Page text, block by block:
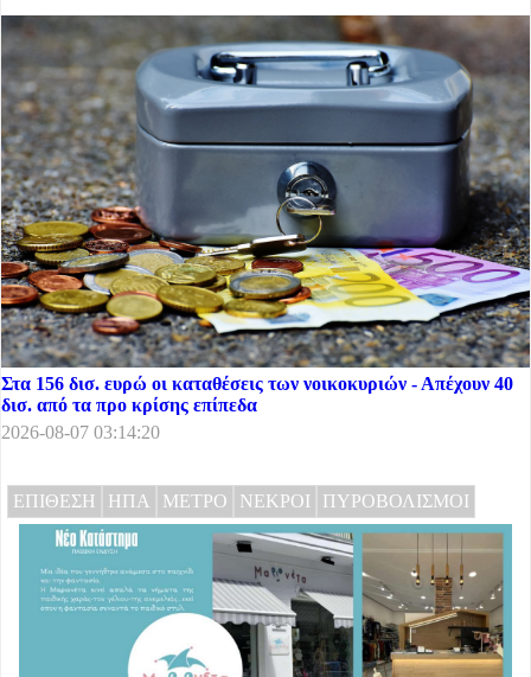
Στα 156 δισ. ευρώ οι καταθέσεις των νοικοκυριών - Απέχουν 40
δισ. από τα προ κρίσης επίπεδα
2026-08-07 03:14:20
ΕΠΙΘΕΣΗ ΗΠΑ ΜΕΤΡΟ ΝΕΚΡΟΙ ΠΥΡΟΒΟΛΙΣΜΟΙ